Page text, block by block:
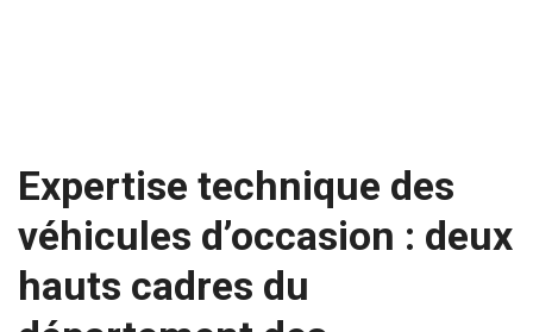
Expertise technique des
véhicules d’occasion : deux
hauts cadres du